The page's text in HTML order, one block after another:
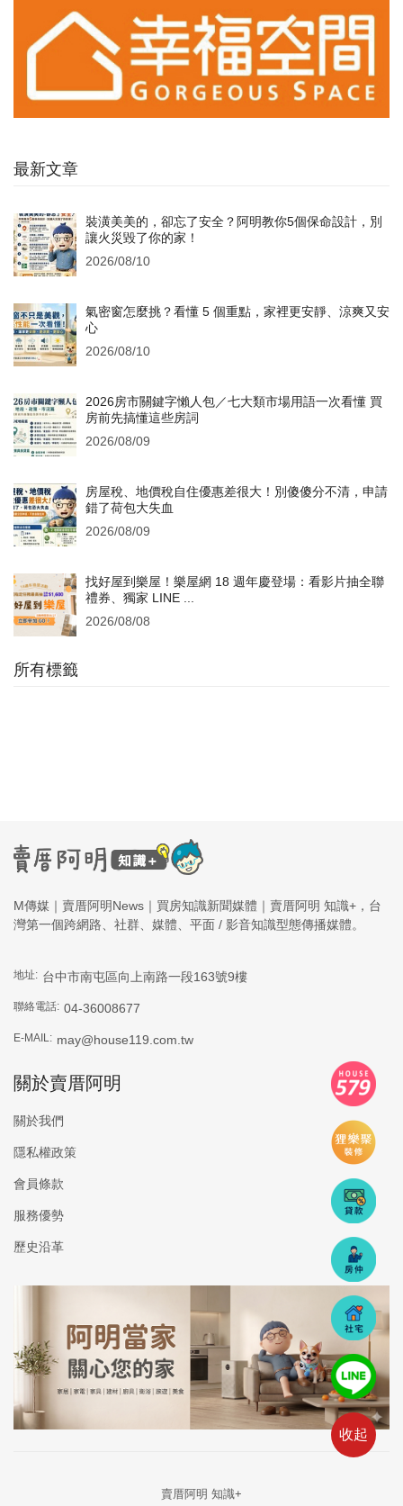
收起
最新文章
裝潢美美的，卻忘了安全？阿明教你5個保命設計，別
讓火災毀了你的家！
2026/08/10
氣密窗怎麼挑？看懂 5 個重點，家裡更安靜、涼爽又安
心
2026/08/10
2026房市關鍵字懶人包／七大類市場用語一次看懂 買
房前先搞懂這些房詞
2026/08/09
房屋稅、地價稅自住優惠差很大！別傻傻分不清，申請
錯了荷包大失血
2026/08/09
找好屋到樂屋！樂屋網 18 週年慶登場：看影片抽全聯
禮券、獨家 LINE ...
2026/08/08
所有標籤
M傳媒｜賣厝阿明News｜買房知識新聞媒體｜賣厝阿明 知識+，台
灣第一個跨網路、社群、媒體、平面 / 影音知識型態傳播媒體。
地址: 台中市南屯區向上南路一段163號9樓
聯絡電話: 04-36008677
E-MAIL: may@house119.com.tw
關於賣厝阿明
關於我們
隱私權政策
會員條款
服務優勢
歷史沿革
賣厝阿明 知識+